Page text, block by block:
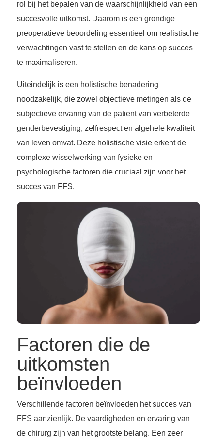
rol bij het bepalen van de waarschijnlijkheid van een
succesvolle uitkomst. Daarom is een grondige
preoperatieve beoordeling essentieel om realistische
verwachtingen vast te stellen en de kans op succes
te maximaliseren.
Uiteindelijk is een holistische benadering
noodzakelijk, die zowel objectieve metingen als de
subjectieve ervaring van de patiënt van verbeterde
genderbevestiging, zelfrespect en algehele kwaliteit
van leven omvat. Deze holistische visie erkent de
complexe wisselwerking van fysieke en
psychologische factoren die cruciaal zijn voor het
succes van FFS.
Factoren die de
uitkomsten
beïnvloeden
Verschillende factoren beïnvloeden het succes van
FFS aanzienlijk. De vaardigheden en ervaring van
de chirurg zijn van het grootste belang. Een zeer